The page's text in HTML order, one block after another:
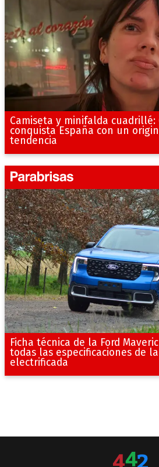
Camiseta y minifalda cuadrillé:
conquista España con un
tendencia
Ficha técnica de la Ford
todas las especificaciones de
electrificada